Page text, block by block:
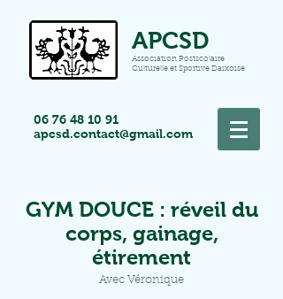
APCSD
Association Postscolaire
Culturelle et Sportive Daixoise
06 76 48 10 91
apcsd.contact@gmail.com
GYM DOUCE : réveil du
corps, gainage,
étirement
Avec Véronique